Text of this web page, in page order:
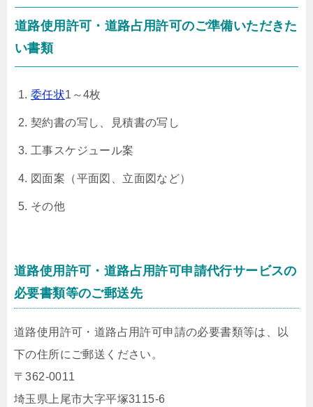
道路使用許可・道路占用許可のご準備いただきた
い書類
委任状1～4枚
契約書の写し、見積書の写し
工事スケジュール案
図面案（平面図、立面図など）
その他
道路使用許可・道路占用許可申請代行サービスの
必要書類等のご郵送先
道路使用許可・道路占用許可申請の必要書類等は、以
下の住所にご郵送ください。
〒362-0011
埼玉県上尾市大字平塚3115-6